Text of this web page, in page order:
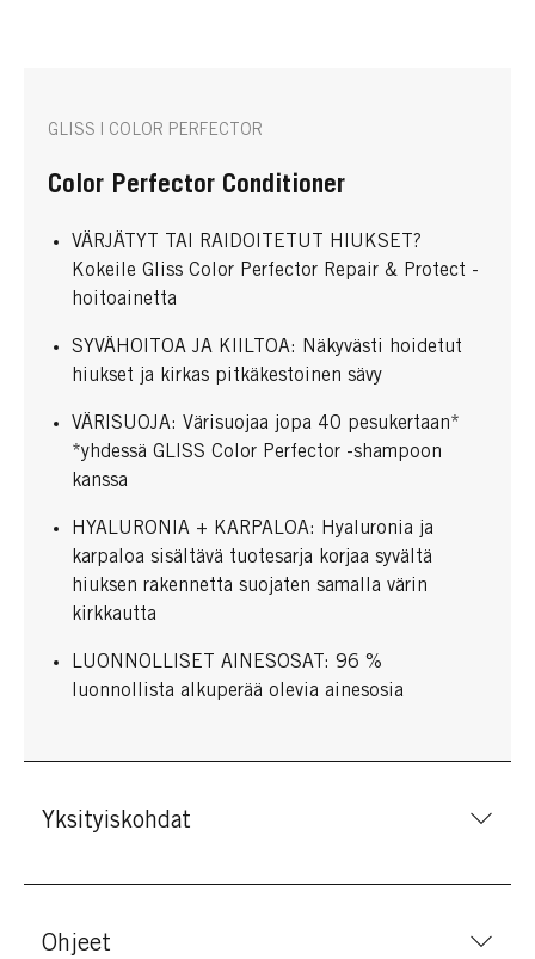
GLISS | COLOR PERFECTOR
Color Perfector Conditioner
VÄRJÄTYT TAI RAIDOITETUT HIUKSET?
Kokeile Gliss Color Perfector Repair & Protect -
hoitoainetta
SYVÄHOITOA JA KIILTOA: Näkyvästi hoidetut
hiukset ja kirkas pitkäkestoinen sävy
VÄRISUOJA: Värisuojaa jopa 40 pesukertaan*
*yhdessä GLISS Color Perfector -shampoon
kanssa
HYALURONIA + KARPALOA: Hyaluronia ja
karpaloa sisältävä tuotesarja korjaa syvältä
hiuksen rakennetta suojaten samalla värin
kirkkautta
LUONNOLLISET AINESOSAT: 96 %
luonnollista alkuperää olevia ainesosia
Yksityiskohdat
Ohjeet